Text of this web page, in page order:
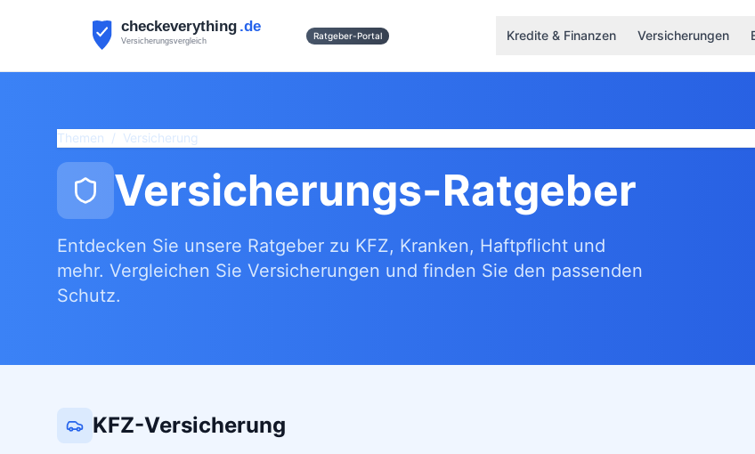
Ratgeber-Portal Kredite & Finanzen Versicherungen
Themen / Versicherung
Versicherungs-Ratgeber
Entdecken Sie unsere Ratgeber zu KFZ, Kranken, Haftpflicht und
mehr. Vergleichen Sie Versicherungen und finden Sie den passenden
Schutz.
KFZ-Versicherung